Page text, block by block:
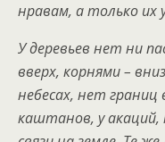
нравам, а только их
У деревьев нет ни
вверх, корнями –
небесах, нет границ
каштанов, у